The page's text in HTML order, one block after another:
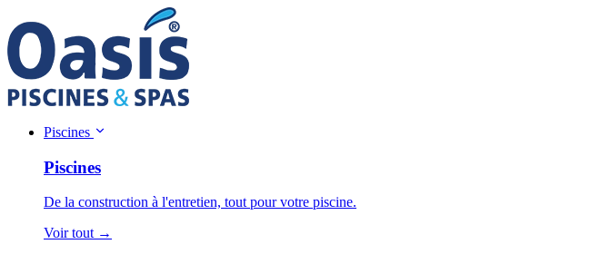
Piscines
Piscines
De la construction à l'entretien, tout pour votre piscine.
Voir tout →